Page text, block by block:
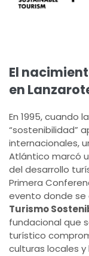
El
en
En 1995, cuando
“sostenibilidad”
internacionales,
Atlántico marcó
del desarrollo
Primera
evento donde
Turismo
fundacional que
turístico
culturas locales